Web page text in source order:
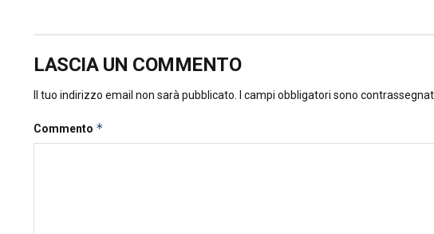
LASCIA UN COMMENTO
Il tuo indirizzo email non sarà pubblicato. I campi obbligatori sono
Commento *